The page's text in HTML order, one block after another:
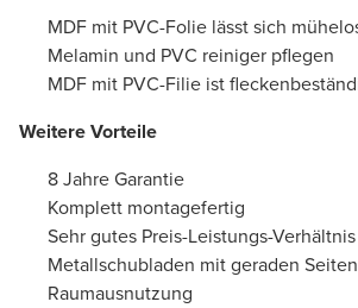
MDF mit PVC-Folie lässt sich
Melamin und PVC reiniger pflegen
MDF mit PVC-Filie ist
Weitere Vorteile
8 Jahre Garantie
Komplett montagefertig
Sehr gutes Preis-Leistungs-Verhältnis
Metallschubladen mit geraden
Raumausnutzung